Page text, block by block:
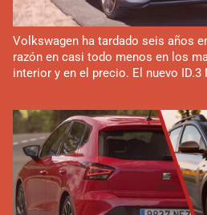
Volkswagen ha tardado seis años
razón en casi todo menos en los
interior y en el precio. El nuevo ID.3